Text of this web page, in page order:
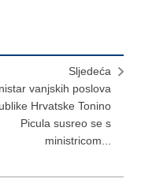
Sljedeća
vanjskih poslova
Hrvatske Tonino
Picula susreo se s
ministricom...